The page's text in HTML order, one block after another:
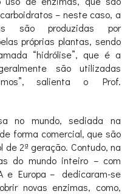
– neste caso, a
são produzidas por
próprias plantas, sendo
“hidrólise”, que é a
são utilizadas
salienta o Prof.
no mundo, sediada na
forma comercial, que são
2ª geração. Contudo, na
do mundo inteiro – com
e Europa – dedicaram-se
novas enzimas, como,